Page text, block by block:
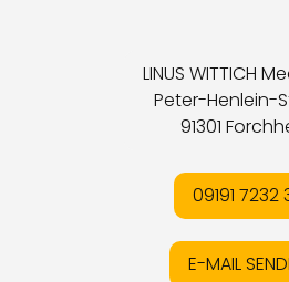
LINUS WITTICH
Peter-Henlein-
91301
09191 7232
E-MAIL